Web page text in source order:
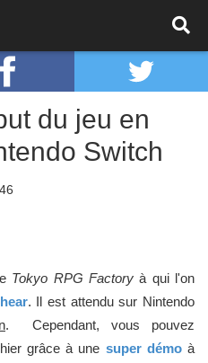
du jeu en
Switch
Tokyo RPG Factoryà qui l'on
. Il est attendu sur Nintendo
. Cependant, vous pouvez
grâce à une super démoà